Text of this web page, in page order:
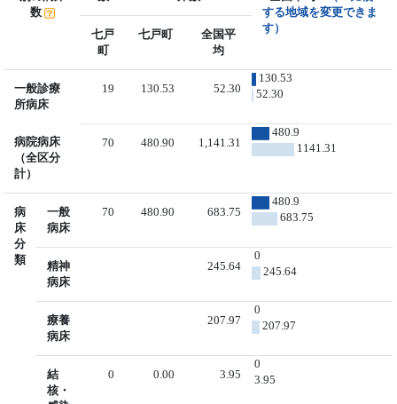
数
する地域を変更できま
す）
七戸
町
七戸町
全国平
均
一般診療
所病床
19 130.53 52.30
130.53
52.30
病院病床
（全区分
計）
70 480.90 1,141.31
480.9
1141.31
病
床
分
類
一般
病床
70 480.90 683.75
480.9
683.75
精神
病床
245.64
0
245.64
療養
病床
207.97
0
207.97
結
核・
0 0.00 3.95
0
3.95